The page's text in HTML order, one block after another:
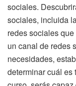
sociales.
sociales, incluida
redes sociales
un canal de redes
necesidades,
determinar cuál